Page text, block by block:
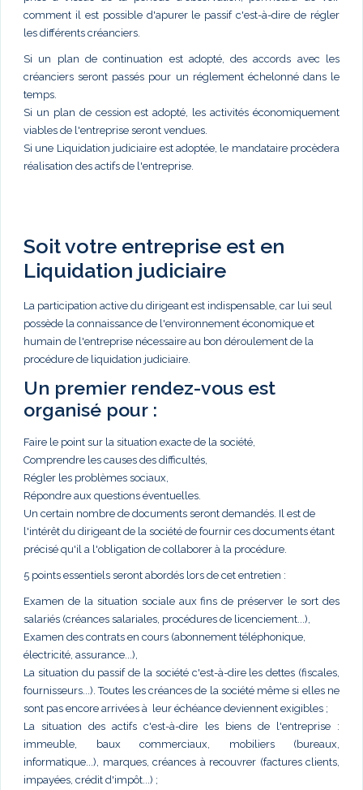
comment il est possible d'apurer le passif c'est-à-dire de régler
les différents créanciers.
Si un plan de continuation est adopté, des accords avec les
créanciers seront passés pour un réglement échelonné dans le
temps.
Si un plan de cession est adopté, les activités économiquement
viables de l'entreprise seront vendues.
Si une Liquidation judiciaire est adoptée, le mandataire procèdera
réalisation des actifs de l'entreprise.
Soit votre entreprise est en
Liquidation judiciaire
La participation active du dirigeant est indispensable, car lui seul
possède la connaissance de l'environnement économique et
humain de l'entreprise nécessaire au bon déroulement de la
procédure de liquidation judiciaire.
Un premier rendez-vous est
organisé pour :
Faire le point sur la situation exacte de la société,
Comprendre les causes des difficultés,
Régler les problèmes sociaux,
Répondre aux questions éventuelles.
Un certain nombre de documents seront demandés. Il est de
l'intérêt du dirigeant de la société de fournir ces documents étant
précisé qu'il a l'obligation de collaborer à la procédure.
5 points essentiels seront abordés lors de cet entretien :
Examen de la situation sociale aux fins de préserver le sort des
salariés (créances salariales, procédures de licenciement...),
Examen des contrats en cours (abonnement téléphonique,
électricité, assurance...),
La situation du passif de la société c'est-à-dire les dettes (fiscales,
fournisseurs...). Toutes les créances de la société même si elles ne
sont pas encore arrivées à leur échéance deviennent exigibles ;
La situation des actifs c'est-à-dire les biens de l'entreprise :
immeuble, baux commerciaux, mobiliers (bureaux,
informatique...), marques, créances à recouvrer (factures clients,
impayées, crédit d'impôt...) ;